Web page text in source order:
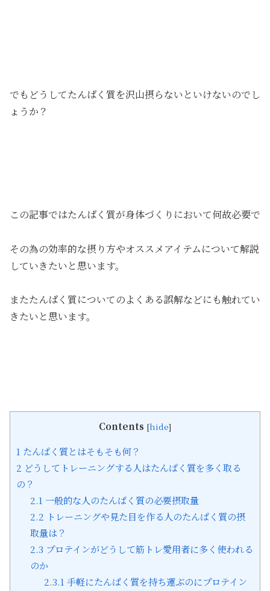
でもどうしてたんぱく質を沢山摂らないといけないのでし
ょうか？
この記事ではたんぱく質が身体づくりにおいて何故必要で
その為の効率的な摂り方やオススメアイテムについて解説
していきたいと思います。
またたんぱく質についてのよくある誤解などにも触れてい
きたいと思います。
Contents [hide]
1 たんぱく質とはそもそも何？
2 どうしてトレーニングする人はたんぱく質を多く取る
の？
2.1 一般的な人のたんぱく質の必要摂取量
2.2 トレーニングや見た目を作る人のたんぱく質の摂
取量は？
2.3 プロテインがどうして筋トレ愛用者に多く使われる
のか
2.3.1 手軽にたんぱく質を持ち運ぶのにプロテイン